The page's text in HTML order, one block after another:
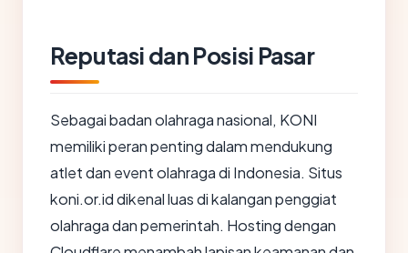
Reputasi dan Posisi Pasar
Sebagai badan olahraga nasional, KONI
memiliki peran penting dalam mendukung
atlet dan event olahraga di Indonesia. Situs
koni.or.id dikenal luas di kalangan penggiat
olahraga dan pemerintah. Hosting dengan